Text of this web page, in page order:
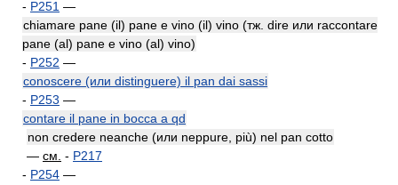
- P251 —
chiamare pane (il) pane e vino (il) vino (тж. dire или raccontare
pane (al) pane e vino (al) vino)
- P252 —
conoscere (или distinguere) il pan dai sassi
- P253 —
contare il pane in bocca a qd
non credere neanche (или neppure, più) nel pan cotto
— см. - P217
- P254 —